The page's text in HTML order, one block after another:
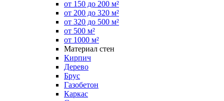
от 150 до 200 м²
от 200 до 320 м²
от 320 до 500 м²
от 500 м²
от 1000 м²
Материал стен
Кирпич
Дерево
Брус
Газобетон
Каркас